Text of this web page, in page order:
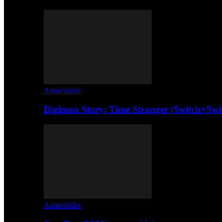
Anmeldelse
Digimon Story: Time Stranger
Anmeldelse